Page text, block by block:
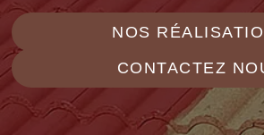
NOS
CONTACTEZ